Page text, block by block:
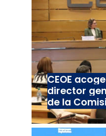
CEOE
director
de la